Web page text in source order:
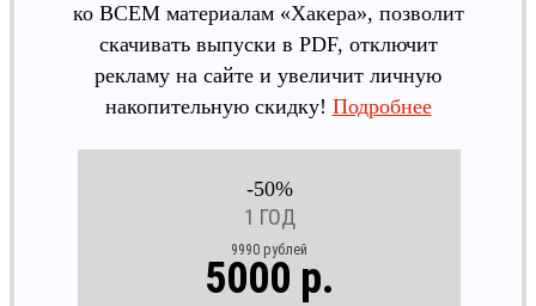
ко ВСЕМ материалам «Хакера», позволит
скачивать выпуски в PDF, отключит
рекламу на сайте и увеличит личную
накопительную скидку! Подробнее
-50%
1 ГОД
9990 рублей
5000 р.